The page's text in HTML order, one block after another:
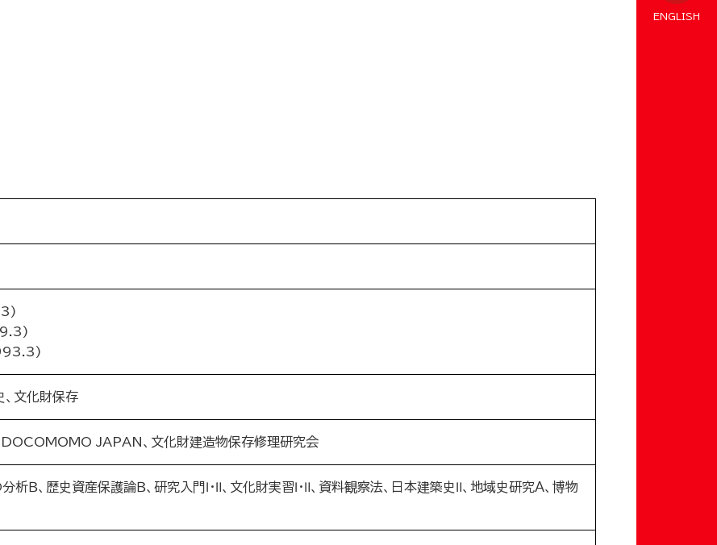
ENGLISH
、文化財保存
DOCOMOMO JAPAN、文化財建造物保存修理研究会
析Ｂ、歴史資産保護論Ｂ、研究入門Ⅰ・Ⅱ、文化財実習Ⅰ・Ⅱ、資料観察法、日本建築史Ⅱ、地域史研究Ａ、博物